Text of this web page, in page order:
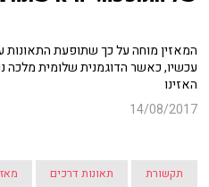
המאזין מוחה על כך שתופעת התאונות
עכשיו, כאשר הדוגמנית שלומית מלכה
האזינו
14/08/2017
תקשורת תאונות דרכים